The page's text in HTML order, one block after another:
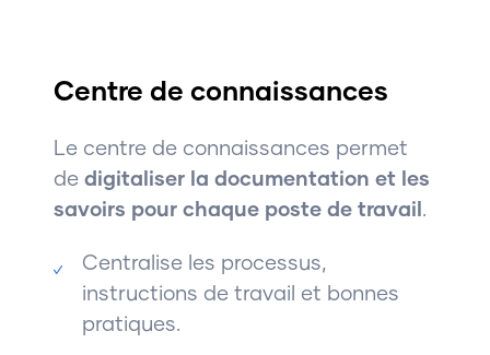
Centre de connaissances
Le centre de connaissances permet
dedigitaliser la documentation et les
savoirs pour chaque poste de travail .
Centralise les processus,
instructions de travail et bonnes
pratiques.